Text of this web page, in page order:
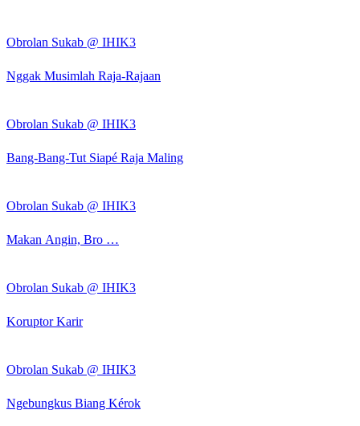
Obrolan Sukab @ IHIK3
Nggak Musimlah Raja-Rajaan
Obrolan Sukab @ IHIK3
Bang-Bang-Tut Siapé Raja Maling
Obrolan Sukab @ IHIK3
Makan Angin, Bro …
Obrolan Sukab @ IHIK3
Koruptor Karir
Obrolan Sukab @ IHIK3
Ngebungkus Biang Kérok